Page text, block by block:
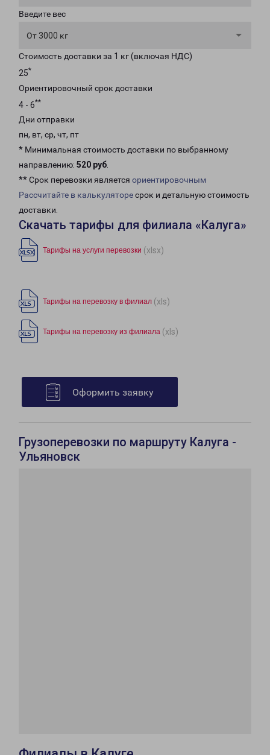
Введите вес
От 3000 кг
Стоимость доставки за 1 кг (включая НДС)
25*
Ориентировочный срок доставки
4 - 6**
Дни отправки
пн, вт, ср, чт, пт
* Минимальная стоимость доставки по выбранному
направлению: 520 руб.
** Срок перевозки является ориентировочным
Рассчитайте в калькуляторесрок и детальную стоимость
доставки.
Скачать тарифы для филиала «Калуга»
Тарифы на услуги перевозки (xlsx)
Тарифы на перевозку в филиал (xls)
Тарифы на перевозку из филиала (xls)
Оформить заявку
Грузоперевозки по маршруту Калуга -
Ульяновск